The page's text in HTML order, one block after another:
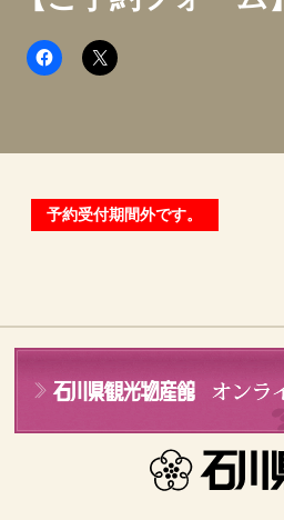
予約受付期間外です。